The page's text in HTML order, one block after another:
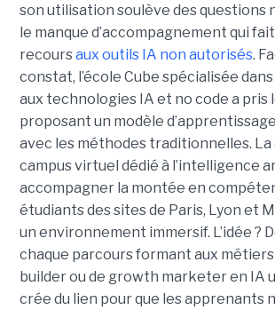
son utilisation soulève des questions
le manque d’accompagnement qui
recoursaux outils IA non autorisés.
constat, l’école Cube spécialisée
aux technologies IA et no code a pris
proposant un modèle
avec les méthodes traditionnelles. La
campus virtuel dédié à l’intelligence
accompagner la montée en
étudiants des sites de Paris, Lyon et
un environnement immersif. L’idée ?
chaque parcours formant aux
builder ou de growth marketer en IA
crée du lien pour que les apprenants